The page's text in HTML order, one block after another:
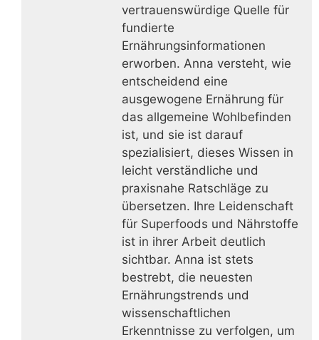
vertrauenswürdige Quelle für
fundierte
Ernährungsinformationen
erworben. Anna versteht, wie
entscheidend eine
ausgewogene Ernährung für
das allgemeine Wohlbefinden
ist, und sie ist darauf
spezialisiert, dieses Wissen in
leicht verständliche und
praxisnahe Ratschläge zu
übersetzen. Ihre Leidenschaft
für Superfoods und Nährstoffe
ist in ihrer Arbeit deutlich
sichtbar. Anna ist stets
bestrebt, die neuesten
Ernährungstrends und
wissenschaftlichen
Erkenntnisse zu verfolgen, um